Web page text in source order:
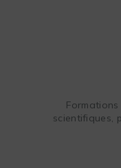
scientifiques,